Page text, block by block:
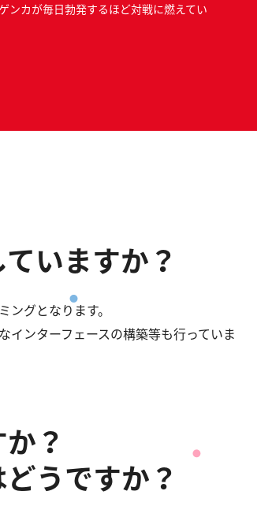
ンカが毎日勃発するほど対戦に燃えてい
いますか？
グとなります。
インターフェースの構築等も行っていま
？
うですか？